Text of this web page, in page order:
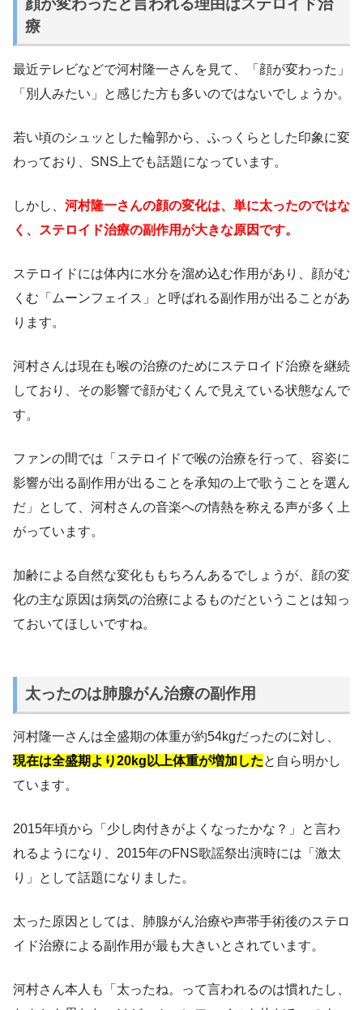
療
最近テレビなどで河村隆一さんを見て、「顔が変わった」
「別人みたい」と感じた方も多いのではないでしょうか。
若い頃のシュッとした輪郭から、ふっくらとした印象に変
わっており、SNS上でも話題になっています。
しかし、 河村隆一さんの顔の変化は、単に太ったのではな
く、ステロイド治療の副作用が大きな原因です。
ステロイドには体内に水分を溜め込む作用があり、顔がむ
くむ「ムーンフェイス」と呼ばれる副作用が出ることがあ
ります。
河村さんは現在も喉の治療のためにステロイド治療を継続
しており、その影響で顔がむくんで見えている状態なんで
す。
ファンの間では「ステロイドで喉の治療を行って、容姿に
影響が出る副作用が出ることを承知の上で歌うことを選ん
だ」として、河村さんの音楽への情熱を称える声が多く上
がっています。
加齢による自然な変化ももちろんあるでしょうが、顔の変
化の主な原因は病気の治療によるものだということは知っ
ておいてほしいですね。
太ったのは肺腺がん治療の副作用
河村隆一さんは全盛期の体重が約54kgだったのに対し、
現在は全盛期より20kg以上体重が増加したと自ら明かし
ています。
2015年頃から「少し肉付きがよくなったかな？」と言わ
れるようになり、2015年のFNS歌謡祭出演時には「激太
り」として話題になりました。
太った原因としては、肺腺がん治療や声帯手術後のステロ
イド治療による副作用が最も大きいとされています。
河村さん本人も「太ったね。って言われるのは慣れたし、